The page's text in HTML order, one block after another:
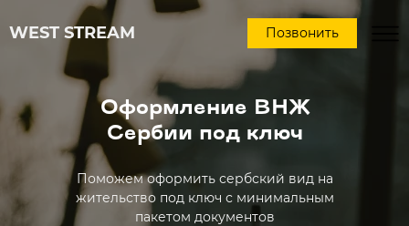
WEST STREAM Позвонить
Оформление ВНЖ
Сербии под ключ
Поможем оформить сербский вид на
жительство под ключ с минимальным
пакетом документов